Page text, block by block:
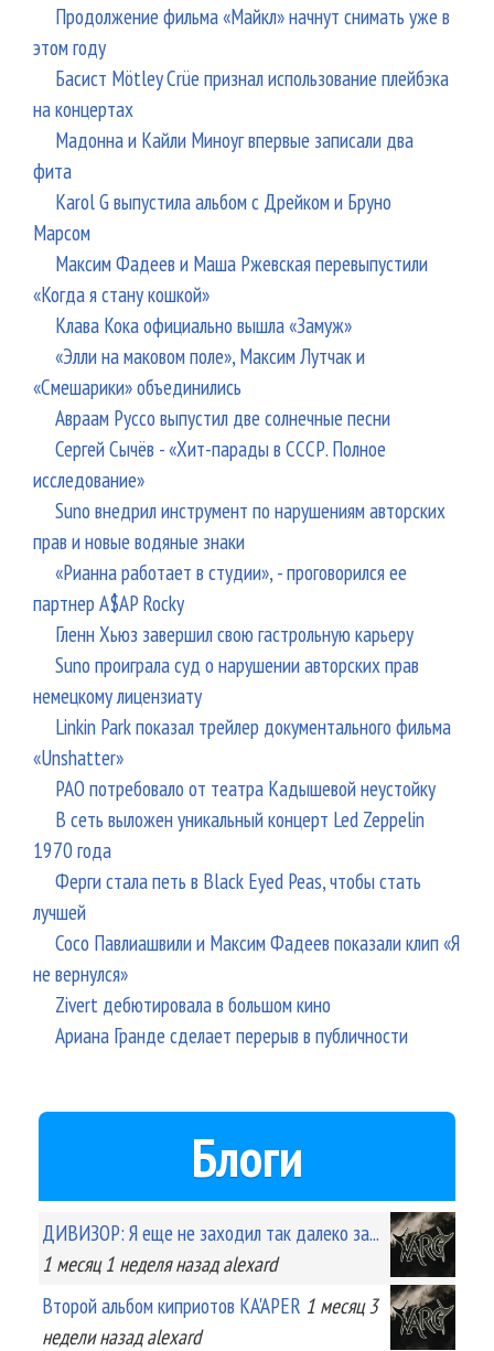
Продолжение фильма «Майкл» начнут снимать уже в
этом году
Басист Mötley Crüe признал использование плейбэка
на концертах
Мадонна и Кайли Миноуг впервые записали два
фита
Karol G выпустила альбом с Дрейком и Бруно
Марсом
Максим Фадеев и Маша Ржевская перевыпустили
«Когда я стану кошкой»
Клава Кока официально вышла «Замуж»
«Элли на маковом поле», Максим Лутчак и
«Смешарики» объединились
Авраам Руссо выпустил две солнечные песни
Сергей Сычёв - «Хит-парады в СССР. Полное
исследование»
Suno внедрил инструмент по нарушениям авторских
прав и новые водяные знаки
«Рианна работает в студии», - проговорился ее
партнер A$AP Rocky
Гленн Хьюз завершил свою гастрольную карьеру
Suno проиграла суд о нарушении авторских прав
немецкому лицензиату
Linkin Park показал трейлер документального фильма
«Unshatter»
РАО потребовало от театра Кадышевой неустойку
В сеть выложен уникальный концерт Led Zeppelin
1970 года
Ферги стала петь в Black Eyed Peas, чтобы стать
лучшей
Сосо Павлиашвили и Максим Фадеев показали клип «Я
не вернулся»
Zivert дебютировала в большом кино
Ариана Гранде сделает перерыв в публичности
Блоги
ДИВИЗОР: Я еще не заходил так далеко за...
1 месяц 1 неделяназад alexard
Второй альбом киприотов KA'APER 1 месяц 3
неделиназад alexard